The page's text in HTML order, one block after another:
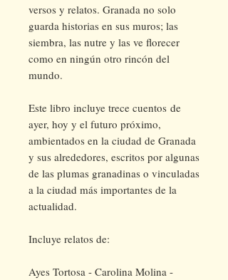
versos y relatos. Granada no solo
guarda historias en sus muros; las
siembra, las nutre y las ve florecer
como en ningún otro rincón del
mundo.
Este libro incluye trece cuentos de
ayer, hoy y el futuro próximo,
ambientados en la ciudad de Granada
y sus alrededores, escritos por algunas
de las plumas granadinas o vinculadas
a la ciudad más importantes de la
actualidad.
Incluye relatos de:
Ayes Tortosa - Carolina Molina -